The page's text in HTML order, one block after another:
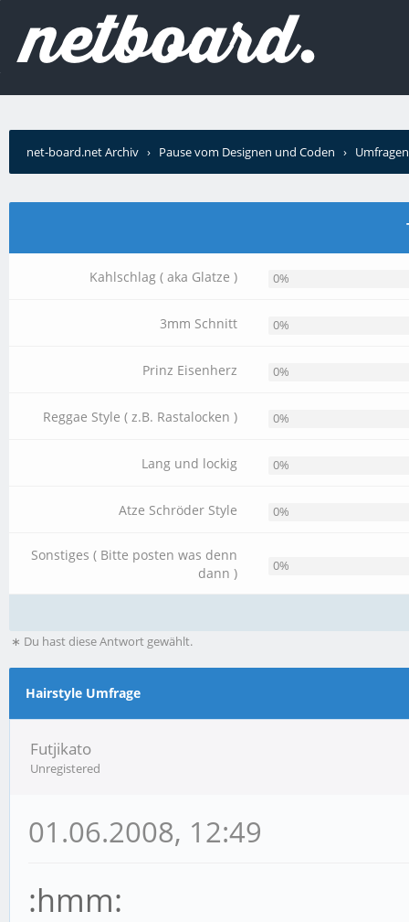
net-board.net Archiv › Pause vom Designen und Coden › Umfragen
Kahlschlag ( aka Glatze ) 0%
3mm Schnitt 0%
Prinz Eisenherz 0%
Reggae Style ( z.B. Rastalocken ) 0%
Lang und lockig 0%
Atze Schröder Style 0%
Sonstiges ( Bitte posten was denn
dann )
0%
∗ Du hast diese Antwort gewählt.
Hairstyle Umfrage
Futjikato
Unregistered
01.06.2008, 12:49
:hmm: